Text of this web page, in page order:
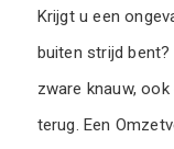
Krijgt u een
buiten strijd
zware knauw,
terug. Een